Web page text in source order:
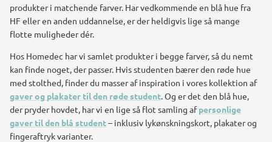
produkter i matchende farver. Har vedkommende en blå hue fra
HF eller en anden uddannelse, er der heldigvis lige så mange
flotte muligheder dér.
Hos Homedec har vi samlet produkter i begge farver, så du nemt
kan finde noget, der passer. Hvis studenten bærer den røde hue
med stolthed, finder du masser af inspiration i vores kollektion af
gaver og plakater til den røde student. Og er det den blå hue,
der pryder hovdet, har vi en lige så flot samling afpersonlige
gaver til den blå student– inklusiv lykønskningskort, plakater og
fingeraftryk varianter.